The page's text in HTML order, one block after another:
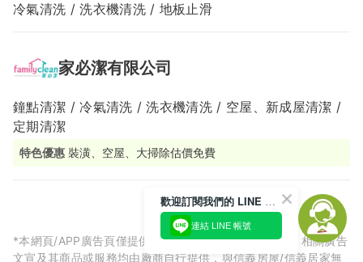
冷氣清洗 / 洗衣機清洗 / 地板止滑
家必潔有限公司
鐘點清潔 / 冷氣清洗 / 洗衣機清洗 / 空屋、新成屋清潔 /
定期清潔
特色優惠 裝潢、空屋、大掃除估價免費
*本網頁/APP廣告頁僅提供廠商預約相關服務刊登廣告，相關廣告
文宣及其商品或服務均由廠商自行提供，與信義房屋/信義居家無
歡迎訂閱我們的 LINE 官方帳號
連結 LINE 帳號